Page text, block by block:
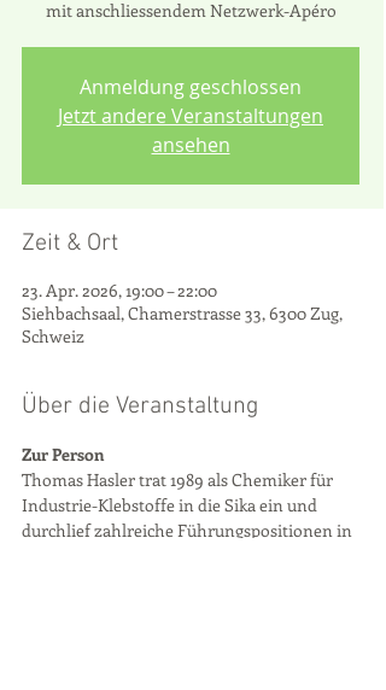
Anmeldung geschlossen
Jetzt andere Veranstaltungen
ansehen
Zeit & Ort
23. Apr. 2026, 19:00 – 22:00
Siehbachsaal, Chamerstrasse 33, 6300 Zug,
Schweiz
Über die Veranstaltung
Zur Person
Thomas Hasler trat 1989 als Chemiker für
Industrie-Klebstoffe in die Sika ein und
durchlief zahlreiche Führungspositionen in